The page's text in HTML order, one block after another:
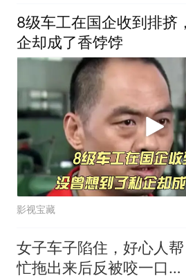
8级车工在国企收到排挤
企却成了香饽饽
影视宝藏
女子车子陷住，好心人帮
忙拖出来后反被咬一口车